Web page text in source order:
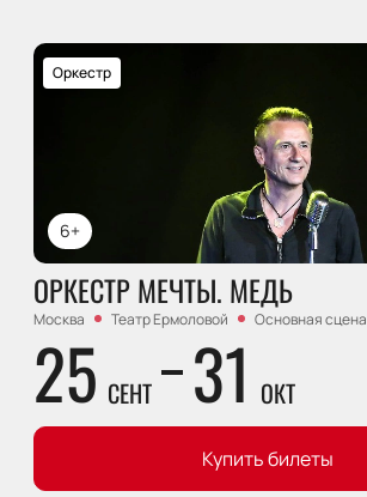
6+
Оркестр
ОРКЕСТР МЕЧТЫ. МЕДЬ
Москва Театр Ермоловой Основная сцена
25 СЕНТ 31 ОКТ
Купить билеты